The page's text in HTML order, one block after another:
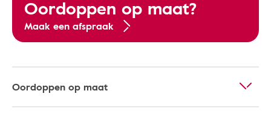
Oordoppen op maat?
Maak een afspraak
Oordoppen op maat